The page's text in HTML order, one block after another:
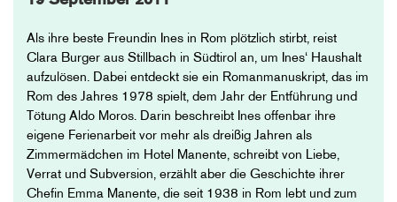
Als ihre beste Freundin Ines in Rom plötzlich stirbt, reist
Clara Burger aus Stillbach in Südtirol an, um Ines‘ Haushalt
aufzulösen. Dabei entdeckt sie ein Romanmanuskript, das im
Rom des Jahres 1978 spielt, dem Jahr der Entführung und
Tötung Aldo Moros. Darin beschreibt Ines offenbar ihre
eigene Ferienarbeit vor mehr als dreißig Jahren als
Zimmermädchen im Hotel Manente, schreibt von Liebe,
Verrat und Subversion, erzählt aber die Geschichte ihrer
Chefin Emma Manente, die seit 1938 in Rom lebt und zum